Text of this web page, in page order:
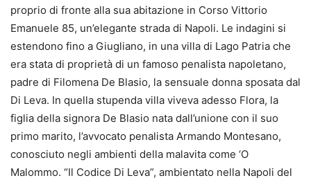
proprio di fronte alla sua abitazione in Corso Vittorio
Emanuele 85, un’elegante strada di Napoli. Le indagini si
estendono fino a Giugliano, in una villa di Lago Patria che
era stata di proprietà di un famoso penalista napoletano,
padre di Filomena De Blasio, la sensuale donna sposata dal
Di Leva. In quella stupenda villa viveva adesso Flora, la
figlia della signora De Blasio nata dall’unione con il suo
primo marito, l’avvocato penalista Armando Montesano,
conosciuto negli ambienti della malavita come ‘O
Malommo. “Il Codice Di Leva”, ambientato nella Napoli del